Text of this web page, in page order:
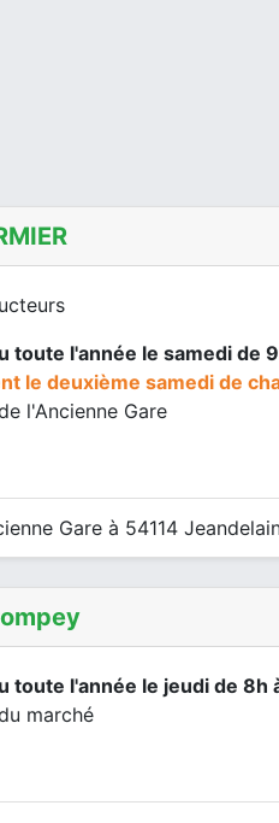
toute l'année le samedi de
le deuxième samedi de
l'Ancienne Gare
Gare à 54114
toute l'année le jeudi de 8h
marché